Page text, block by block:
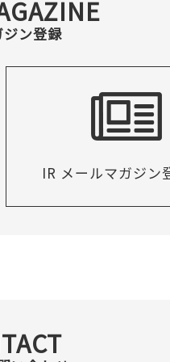
ジン登録
IR メールマガジン